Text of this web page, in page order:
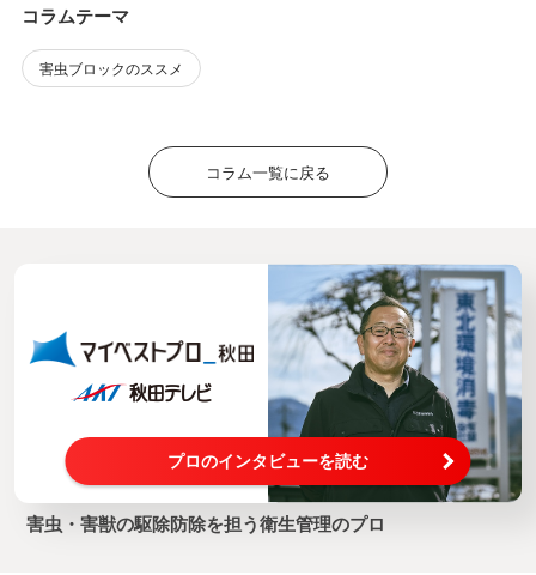
コラムテーマ
害虫ブロックのススメ
コラム一覧に戻る
プロのインタビューを読む
害虫・害獣の駆除防除を担う衛生管理のプロ